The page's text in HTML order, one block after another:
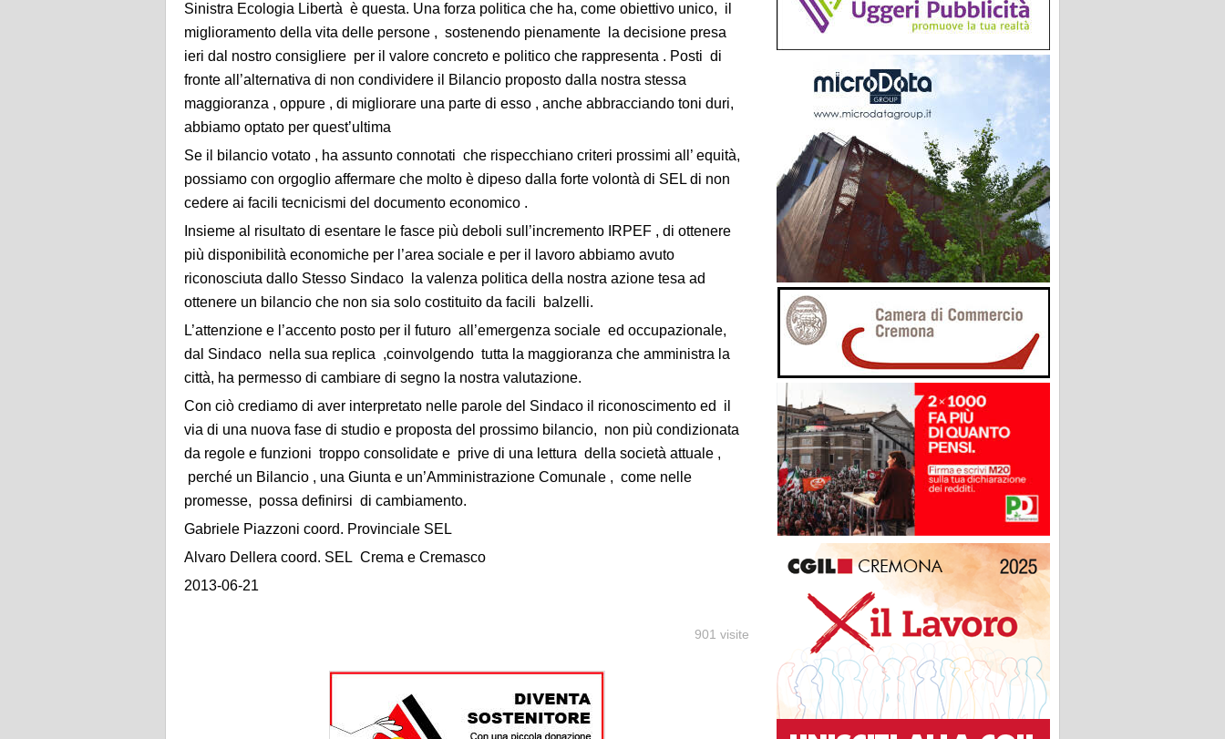
Sinistra Ecologia Libertà è questa. Una forza politica che ha, come obiettivo unico, il
miglioramento della vita delle persone , sostenendo pienamente la decisione presa
ieri dal nostro consigliere per il valore concreto e politico che rappresenta . Posti di
fronte all’alternativa di non condividere il Bilancio proposto dalla nostra stessa
maggioranza , oppure , di migliorare una parte di esso , anche abbracciando toni duri,
abbiamo optato per quest’ultima
Se il bilancio votato , ha assunto connotati che rispecchiano criteri prossimi all’ equità,
possiamo con orgoglio affermare che molto è dipeso dalla forte volontà di SEL di non
cedere ai facili tecnicismi del documento economico .
Insieme al risultato di esentare le fasce più deboli sull’incremento IRPEF , di ottenere
più disponibilità economiche per l’area sociale e per il lavoro abbiamo avuto
riconosciuta dallo Stesso Sindaco la valenza politica della nostra azione tesa ad
ottenere un bilancio che non sia solo costituito da facili balzelli.
L’attenzione e l’accento posto per il futuro all’emergenza sociale ed occupazionale,
dal Sindaco nella sua replica ,coinvolgendo tutta la maggioranza che amministra la
città, ha permesso di cambiare di segno la nostra valutazione.
Con ciò crediamo di aver interpretato nelle parole del Sindaco il riconoscimento ed il
via di una nuova fase di studio e proposta del prossimo bilancio, non più condizionata
da regole e funzioni troppo consolidate e prive di una lettura della società attuale ,
perché un Bilancio , una Giunta e un’Amministrazione Comunale , come nelle
promesse, possa definirsi di cambiamento.
Gabriele Piazzoni coord. Provinciale SEL
Alvaro Dellera coord. SEL Crema e Cremasco
2013-06-21
901 visite